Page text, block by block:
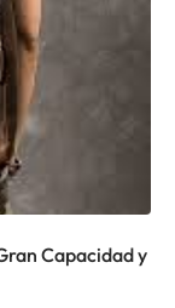
Capacidad y